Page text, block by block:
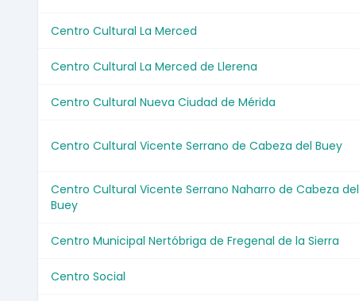
Centro Cultural La Merced
Centro Cultural La Merced de Llerena
Centro Cultural Nueva Ciudad de Mérida
Centro Cultural Vicente Serrano de Cabeza del Buey
Centro Cultural Vicente Serrano Naharro de Cabeza del
Buey
Centro Municipal Nertóbriga de Fregenal de la Sierra
Centro Social